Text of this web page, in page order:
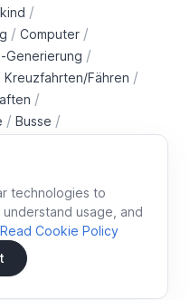
technologies to
usage, and
Read Cookie Policy
/
/ Computer /
Generierung /
Kreuzfahrten/Fähren /
/
/ Busse /